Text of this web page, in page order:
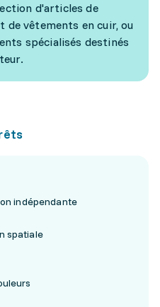
d'articles de
de vêtements en cuir, ou
spécialisés destinés
indépendante
spatiale